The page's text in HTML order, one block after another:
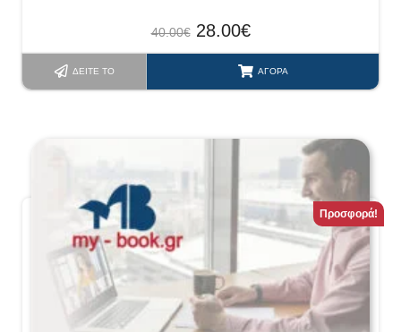
40.00€ 28.00€
ΔΕΊΤΕ ΤΟ ΑΓΟΡΆ
Προσφορά!